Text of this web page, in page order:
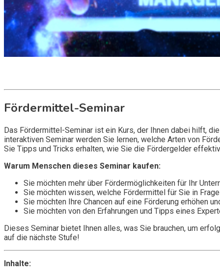
Fördermittel-Seminar
Das Fördermittel-Seminar ist ein Kurs, der Ihnen dabei hilft,
interaktiven Seminar werden Sie lernen, welche Arten von
Sie Tipps und Tricks erhalten, wie Sie die Fördergelder
Warum Menschen dieses Seminar kaufen:
Sie möchten mehr über Fördermöglichkeiten für Ihr
Sie möchten wissen, welche Fördermittel für Sie in
Sie möchten Ihre Chancen auf eine Förderung erhöhen
Sie möchten von den Erfahrungen und Tipps eines
Dieses Seminar bietet Ihnen alles, was Sie brauchen, um
auf die nächste Stufe!
Inhalte: